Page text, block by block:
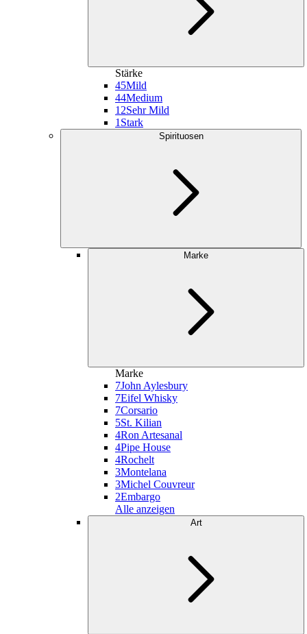
Stärke
45Mild
44Medium
12Sehr Mild
1 Stark
Spirituosen
Marke
Marke
7John Aylesbury
7Eifel Whisky
7Corsario
5St. Kilian
4Ron Artesanal
4Pipe House
4Rochelt
3Montelana
3Michel Couvreur
2Embargo
Alle anzeigen
Art